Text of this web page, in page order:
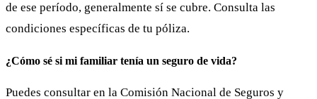
de ese período, generalmente sí se cubre. Consulta las
condiciones específicas de tu póliza.
¿Cómo sé si mi familiar tenía un seguro de vida?
Puedes consultar en la Comisión Nacional de Seguros y